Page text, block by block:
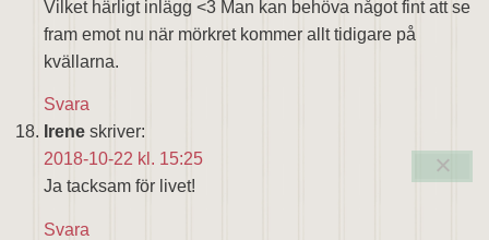
Vilket härligt inlägg <3 Man kan behöva något fint att se
fram emot nu när mörkret kommer allt tidigare på
kvällarna.
Svara
Irene skriver:
2018-10-22 kl. 15:25
Ja tacksam för livet!
Svara